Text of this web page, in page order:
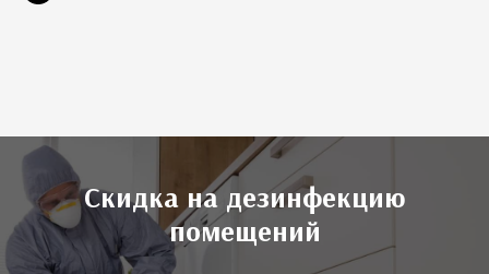
Скидка на дезинфекцию
помещений